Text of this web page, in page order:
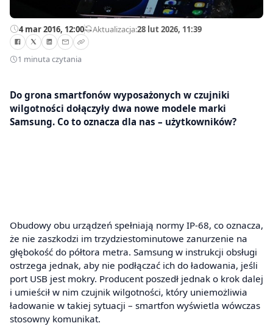
4 mar 2016, 12:00—Aktualizacja:28 lut 2026, 11:39
1 minuta czytania
Do grona smartfonów wyposażonych w czujniki
wilgotności dołączyły dwa nowe modele marki
Samsung. Co to oznacza dla nas – użytkowników?
Obudowy obu urządzeń spełniają normy IP-68, co oznacza,
że nie zaszkodzi im trzydziestominutowe zanurzenie na
głębokość do półtora metra. Samsung w instrukcji obsługi
ostrzega jednak, aby nie podłączać ich do ładowania, jeśli
port USB jest mokry. Producent poszedł jednak o krok dalej
i umieścił w nim czujnik wilgotności, który uniemożliwia
ładowanie w takiej sytuacji – smartfon wyświetla wówczas
stosowny komunikat.